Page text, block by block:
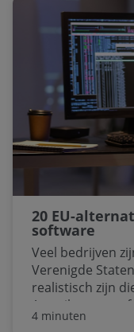
optimaliseren
beter te
20 EU-
software
Veel bedrijven
Verenigde
realistisch zijn
Amerikaanse
nu nog niet
4 minuten